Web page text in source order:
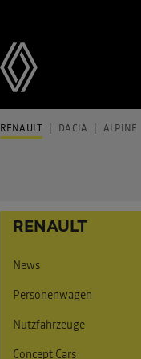
RENAULT DACIA ALPINE
RENAULT
News
Personenwagen
Twingo
Twingo E-Tech Electric
5 E-Tech Electric
Nutzfahrzeuge
Express
Concept Cars